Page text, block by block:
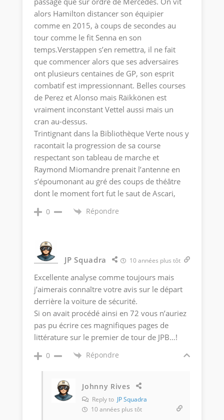
alors Hamilton distancer son équipier
comme en 2015, à coups de secondes au
tour comme le fit Senna en son
temps.Verstappen s’en remettra, il ne fait
que commencer alors que ses adversaires
ont plusieurs centaines de GP, son esprit
combatif est impressionnant. Belles courses
de Perez et Alonso mais Räikkönen est
vraiment inconstant Vettel aussi mais un
cran au-dessus.
Trintignant dans la Bibliothèque Verte nous y
racontait la progression de sa course
respectant son tableau de marche et
Raymond Miomandre prenait l’antenne en
s’époumonant au gré des coups de théâtre
dont le moment fort fut le saut de Ascari,
0 Répondre
JP Squadra 10 années plus tôt
Excellente analyse comme toujours mais
j’aimerais connaître votre avis sur le départ
derrière la voiture de sécurité.
Si on avait procédé ainsi en 72 vous n’auriez
pas pu écrire ces magnifiques pages de
littérature sur le premier de tour de JPB…!
0 Répondre
Johnny Rives
Reply to JP Squadra
10 années plus tôt